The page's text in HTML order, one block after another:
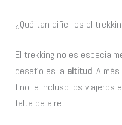
¿Qué tan difícil es el
El trekking no es
desafío es la altitud. A
fino, e incluso los viajeros
falta de aire.